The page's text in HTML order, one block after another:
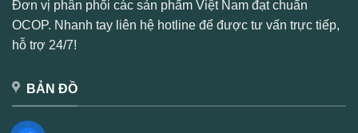
Đơn vị phân phối các sản phẩm Việt Nam đạt chuẩn
OCOP. Nhanh tay liên hệ hotline để được tư vấn trực tiếp,
hỗ trợ 24/7!
BẢN ĐỒ